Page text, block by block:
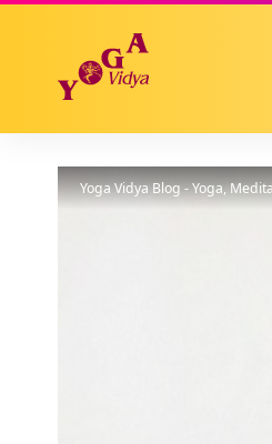
Yoga Vidya Blog - Yoga,